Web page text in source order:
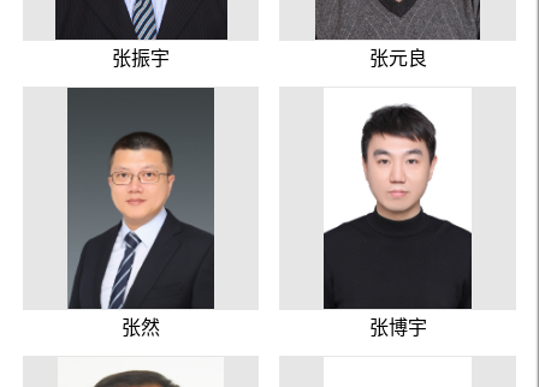
张振宇 张元良
张然 张博宇